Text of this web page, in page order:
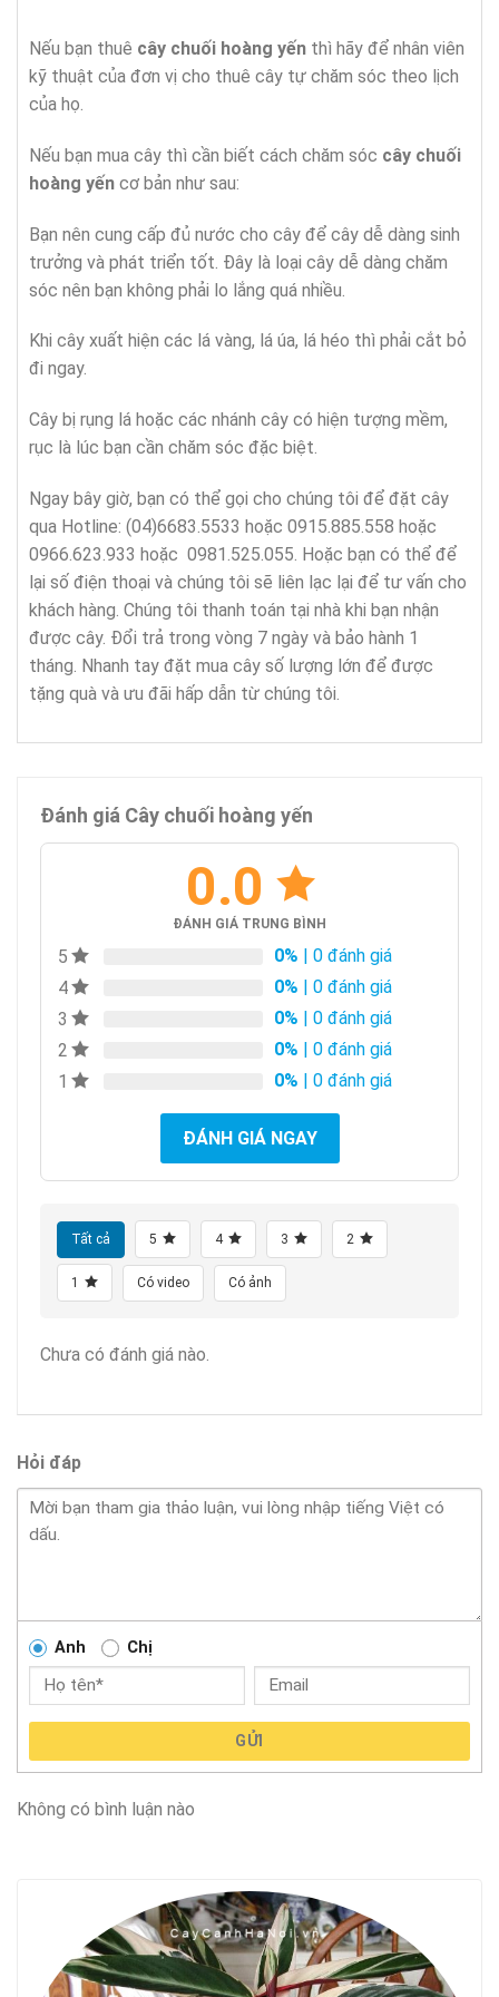
Nếu bạn thuê cây chuối hoàng yến thì hãy để nhân viên
kỹ thuật của đơn vị cho thuê cây tự chăm sóc theo lịch
của họ.
Nếu bạn mua cây thì cần biết cách chăm sóc cây chuối
hoàng yến cơ bản như sau:
Bạn nên cung cấp đủ nước cho cây để cây dễ dàng sinh
trưởng và phát triển tốt. Đây là loại cây dễ dàng chăm
sóc nên bạn không phải lo lắng quá nhiều.
Khi cây xuất hiện các lá vàng, lá úa, lá héo thì phải cắt bỏ
đi ngay.
Cây bị rụng lá hoặc các nhánh cây có hiện tượng mềm,
rục là lúc bạn cần chăm sóc đặc biệt.
Ngay bây giờ, bạn có thể gọi cho chúng tôi để đặt cây
qua Hotline: (04)6683.5533 hoặc 0915.885.558 hoặc
0966.623.933 hoặc 0981.525.055. Hoặc bạn có thể để
lại số điện thoại và chúng tôi sẽ liên lạc lại để tư vấn cho
khách hàng. Chúng tôi thanh toán tại nhà khi bạn nhận
được cây. Đổi trả trong vòng 7 ngày và bảo hành 1
tháng. Nhanh tay đặt mua cây số lượng lớn để được
tặng quà và ưu đãi hấp dẫn từ chúng tôi.
Đánh giá Cây chuối hoàng yến
0.0
ĐÁNH GIÁ TRUNG BÌNH
5 0% | 0 đánh giá
4
0% | 0 đánh giá
3
0% | 0 đánh giá
2
0% | 0 đánh giá
1
0% | 0 đánh giá
ĐÁNH GIÁ NGAY
Tất cả 5 4 3 2
1 Có video Có ảnh
Chưa có đánh giá nào.
Hỏi đáp
Anh Chị
GỬI
Không có bình luận nào